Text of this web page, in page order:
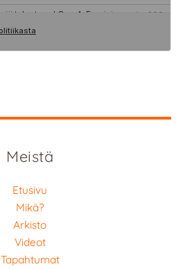
Meistä
Etusivu
Mikä?
Arkisto
Videot
Tapahtumat